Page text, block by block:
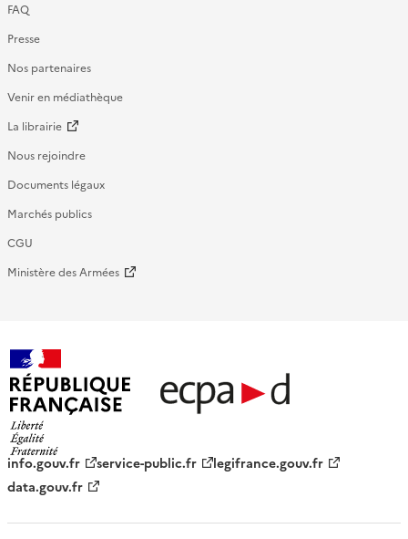
FAQ
Presse
Nos partenaires
Venir en médiathèque
La librairie
Nous rejoindre
Documents légaux
Marchés publics
CGU
Ministère des Armées
française - ECPAD
info.gouv.fr service-public.fr
legifrance.gouv.fr
data.gouv.fr